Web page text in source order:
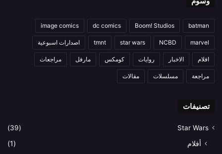
batman
Boom! Studios
dc comics
image comics
marvel
NCBD
star wars
tmnt اصدارات اسبوعية
افلام الاخبار روايات كومكس مارفل مراجعات
مراجعة مسلسلات مقالات
تصنيفات
Star Wars
(39)
أفلام
(1)